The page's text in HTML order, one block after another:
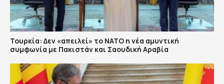
Τουρκία: Δεν «απειλεί» το ΝΑΤΟ η νέα αμυντική
συμφωνία με Πακιστάν και Σαουδική Αραβία